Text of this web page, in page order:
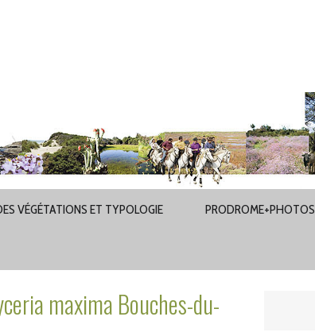
VÉGÉTATIONS ET TYPOLOGIE PRODROME+PHOTOS
maxima Bouches-du-